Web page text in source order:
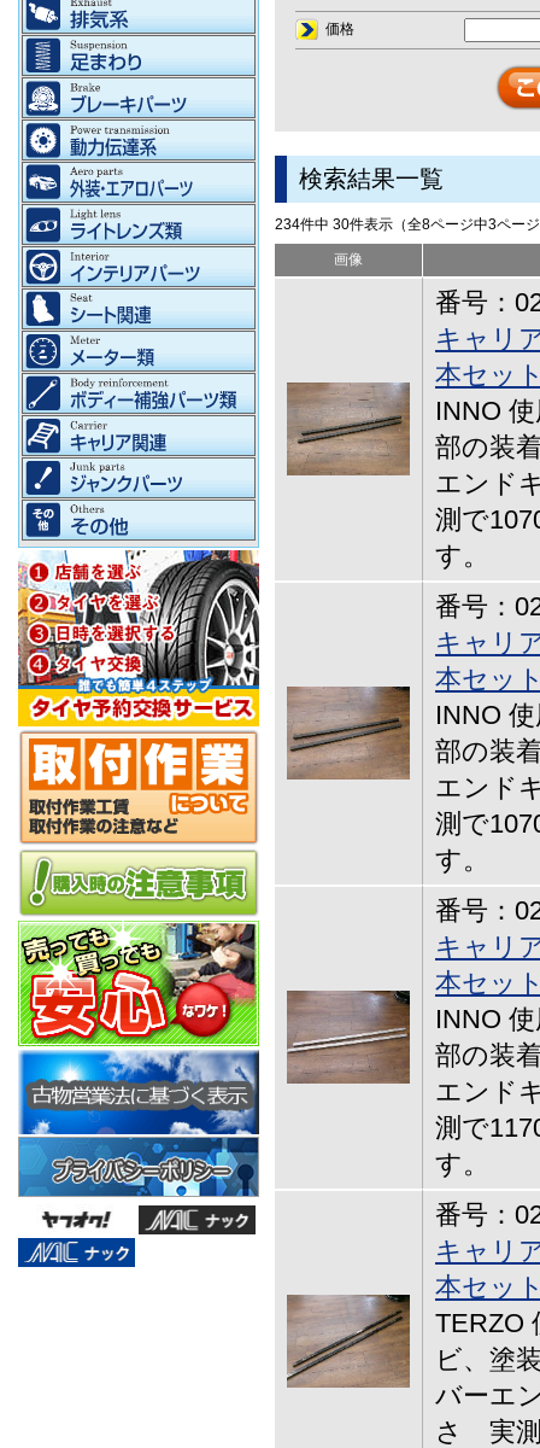
価格
検索結果一覧
234件中 30件表示（全8ページ中3ペー
画像
番号：
キャリ
本セッ
INNO
部の装
エンド
測で
す。
番号：
キャリ
本セッ
INNO
部の装
エンド
測で
す。
番号：
キャリ
本セッ
INNO
部の装
エンド
測で
す。
番号：
キャリ
本セッ
TERZO
ビ、塗
バーエ
さ 実測